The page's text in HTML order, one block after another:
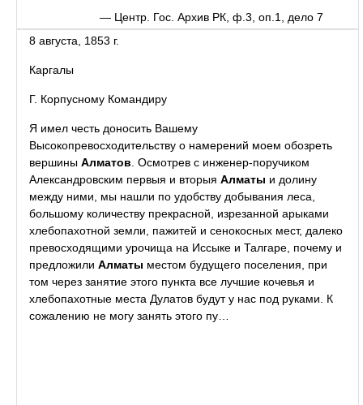
— Центр. Гос. Архив РК, ф.3, оп.1, дело 7
8 августа, 1853 г.
Каргалы
Г. Корпусному Командиру
Я имел честь доносить Вашему
Высокопревосходительству о намерений моем обозреть
вершины Алматов . Осмотрев с инженер-поручиком
Александровским первыя и вторыя Алматы и долину
между ними, мы нашли по удобству добывания леса,
большому количеству прекрасной, изрезанной арыками
хлебопахотной земли, пажитей и сенокосных мест, далеко
превосходящими урочища на Иссыке и Талгаре, почему и
предложили Алматы местом будущего поселения, при
том через занятие этого пункта все лучшие кочевья и
хлебопахотные места Дулатов будут у нас под руками. К
сожалению не могу занять этого пу…